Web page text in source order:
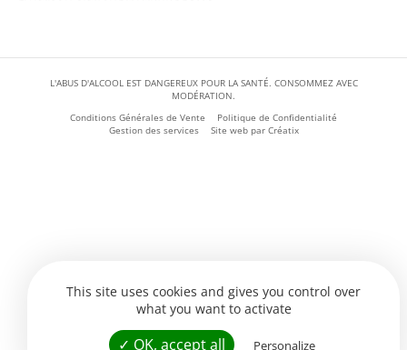
L'ABUS D'ALCOOL EST DANGEREUX POUR LA SANTÉ. CONSOMMEZ AVEC
MODÉRATION.
Conditions Générales de Vente
Politique de Confidentialité
Gestion des services
Site web par Créatix
This site uses cookies and gives you control over
what you want to activate
✓ OK, accept all Personalize